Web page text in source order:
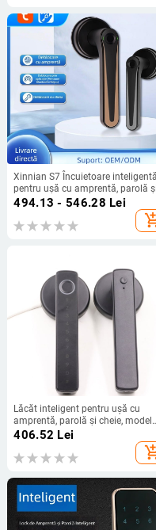
Xinnian S7 Încuietoare inteligentă
pentru ușă cu amprentă, parolă și
deblocare de la distanță pentru uși
494.13 - 546.28 Lei
Lăcăt inteligent pentru ușă cu
amprentă, parolă și cheie, model
SF057; capacitate stocare
amprentă 100; cicluri de
>100000; timp de scanare <1s;
70°C
406.52 Lei